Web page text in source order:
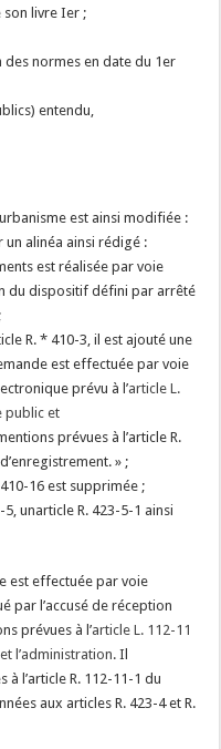
son livre Ier ;
des normes en date du 1er
entendu,
est ainsi modifiée :
un alinéa ainsi rédigé :
est réalisée par voie
du dispositif défini par arrêté
R. * 410-3, il est ajouté une
est effectuée par voie
prévu à l’article L.
public et
prévues à l’article R.
» ;
16 est supprimée ;
unarticle R. 423-5-1 ainsi
est effectuée par voie
par l’accusé de réception
prévues à l’article L. 112-11
l’administration. Il
l’article R. 112-11-1 du
aux articles R. 423-4 et R.